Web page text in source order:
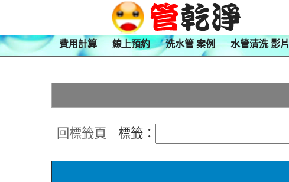
費用計算 線上預約 洗水管 案例 水管清洗 影片
回標籤頁 標籤：